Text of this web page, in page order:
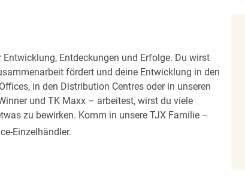
Entdeckungen und Erfolge. Du wirst
fördert und deine Entwicklung in den
in den Distribution Centres oder in unseren
und TK Maxx – arbeitest, wirst du viele
zu bewirken. Komm in unsere TJX Familie –
Einzelhändler.